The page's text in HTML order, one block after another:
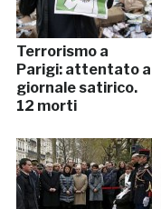
Terrorismo a
Parigi: attentato a
giornale satirico.
12 morti